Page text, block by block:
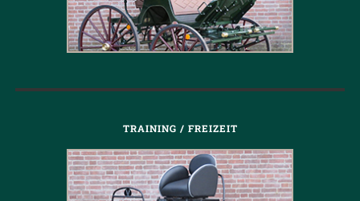
TRAINING / FREIZEIT